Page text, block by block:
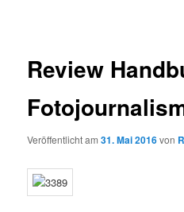
Review
Veröffentlicht am31. Mai 2016von